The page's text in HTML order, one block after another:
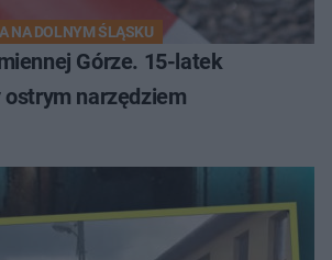
NA DOLNYM ŚLĄSKU
Górze. 15-latek
narzędziem